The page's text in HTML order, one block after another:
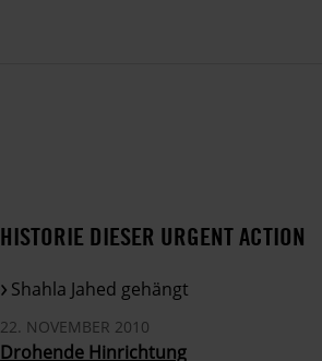
HISTORIE DIESER URGENT ACTION
Shahla Jahed gehängt
22. NOVEMBER 2010
Drohende Hinrichtung